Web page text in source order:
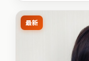
最新